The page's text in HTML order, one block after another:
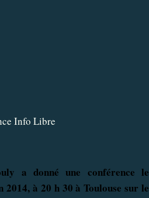
Info Libre
a donné une conférence le
à 20 h 30 à Toulouse sur le